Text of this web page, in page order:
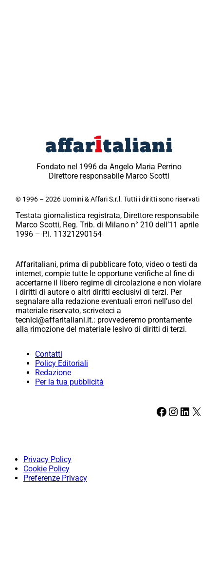
Fondato nel 1996 da Angelo Maria Perrino
Direttore responsabile Marco Scotti
© 1996 – 2026 Uomini & Affari S.r.l. Tutti i diritti sono riservati
Testata giornalistica registrata, Direttore responsabile
Marco Scotti, Reg. Trib. di Milano n° 210 dell’11 aprile
1996 – P.I. 11321290154
Affaritaliani, prima di pubblicare foto, video o testi da
internet, compie tutte le opportune verifiche al fine di
accertarne il libero regime di circolazione e non violare
i diritti di autore o altri diritti esclusivi di terzi. Per
segnalare alla redazione eventuali errori nell’uso del
materiale riservato, scriveteci a
tecnici@affaritaliani.it.: provvederemo prontamente
alla rimozione del materiale lesivo di diritti di terzi.
Contatti
Policy Editoriali
Redazione
Per la tua pubblicità
Facebook Instagram LinkedIn X
Privacy Policy
Cookie Policy
Preferenze Privacy